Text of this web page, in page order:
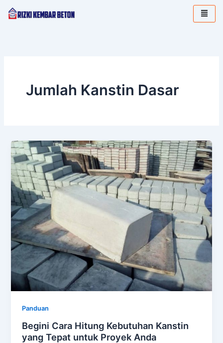
Lewati
Jumlah Kanstin Dasar
Panduan
Begini Cara Hitung Kebutuhan Kanstin
yang Tepat untuk Proyek Anda